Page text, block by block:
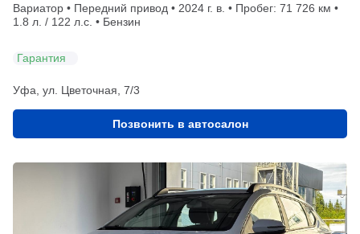
Вариатор • Передний привод • 2024 г. в. • Пробег: 71 726 км •
1.8 л. / 122 л.с. • Бензин
Гарантия
Уфа, ул. Цветочная, 7/3
Позвонить в автосалон